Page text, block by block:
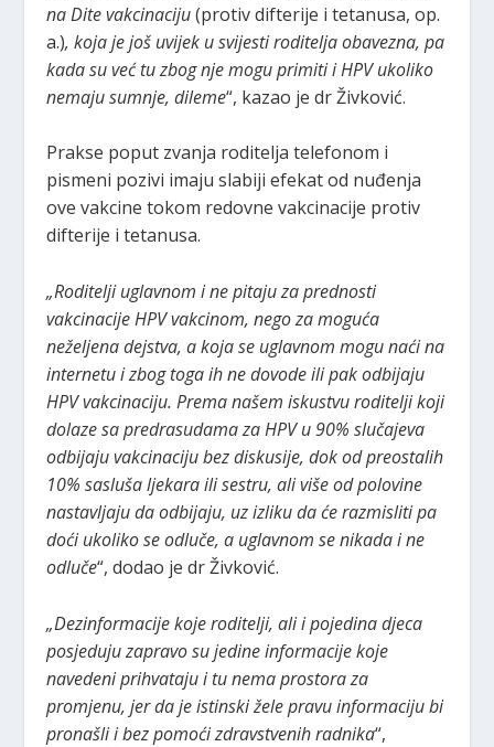
na Dite vakcinaciju(protiv difterije i tetanusa, op.
a.), koja je još uvijek u svijesti roditelja obavezna, pa
kada su već tu zbog nje mogu primiti i HPV ukoliko
nemaju sumnje, dileme“, kazao je dr Živković.
Prakse poput zvanja roditelja telefonom i
pismeni pozivi imaju slabiji efekat od nuđenja
ove vakcine tokom redovne vakcinacije protiv
difterije i tetanusa.
„Roditelji uglavnom i ne pitaju za prednosti
vakcinacije HPV vakcinom, nego za moguća
neželjena dejstva, a koja se uglavnom mogu naći na
internetu i zbog toga ih ne dovode ili pak odbijaju
HPV vakcinaciju. Prema našem iskustvu roditelji koji
dolaze sa predrasudama za HPV u 90% slučajeva
odbijaju vakcinaciju bez diskusije, dok od preostalih
10% sasluša ljekara ili sestru, ali više od polovine
nastavljaju da odbijaju, uz izliku da će razmisliti pa
doći ukoliko se odluče, a uglavnom se nikada i ne
odluče“, dodao je dr Živković.
„Dezinformacije koje roditelji, ali i pojedina djeca
posjeduju zapravo su jedine informacije koje
navedeni prihvataju i tu nema prostora za
promjenu, jer da je istinski žele pravu informaciju bi
pronašli i bez pomoći zdravstvenih radnika“,